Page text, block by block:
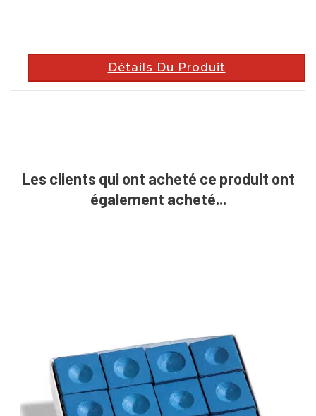
Détails Du Produit
Les clients qui ont acheté ce produit ont
également acheté...